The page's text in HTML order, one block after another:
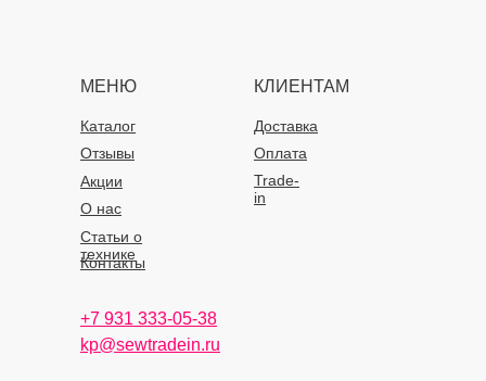
МЕНЮ КЛИЕНТАМ
Каталог
О нас
Доставка
Статьи о
технике
Оплата
Отзывы
Акции
Контакты
Trade-
in
+7 931 333-05-38
kp@sewtradein.ru